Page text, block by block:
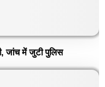
जांच में जुटी पुलिस